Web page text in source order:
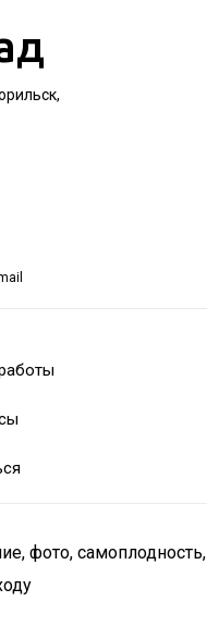
фото, самоплодность,